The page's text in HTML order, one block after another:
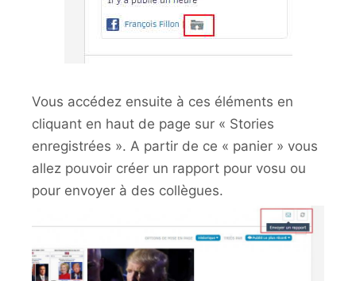
Vous accédez ensuite à ces éléments en
cliquant en haut de page sur « Stories
enregistrées ». A partir de ce « panier » vous
allez pouvoir créer un rapport pour vosu ou
pour envoyer à des collègues.